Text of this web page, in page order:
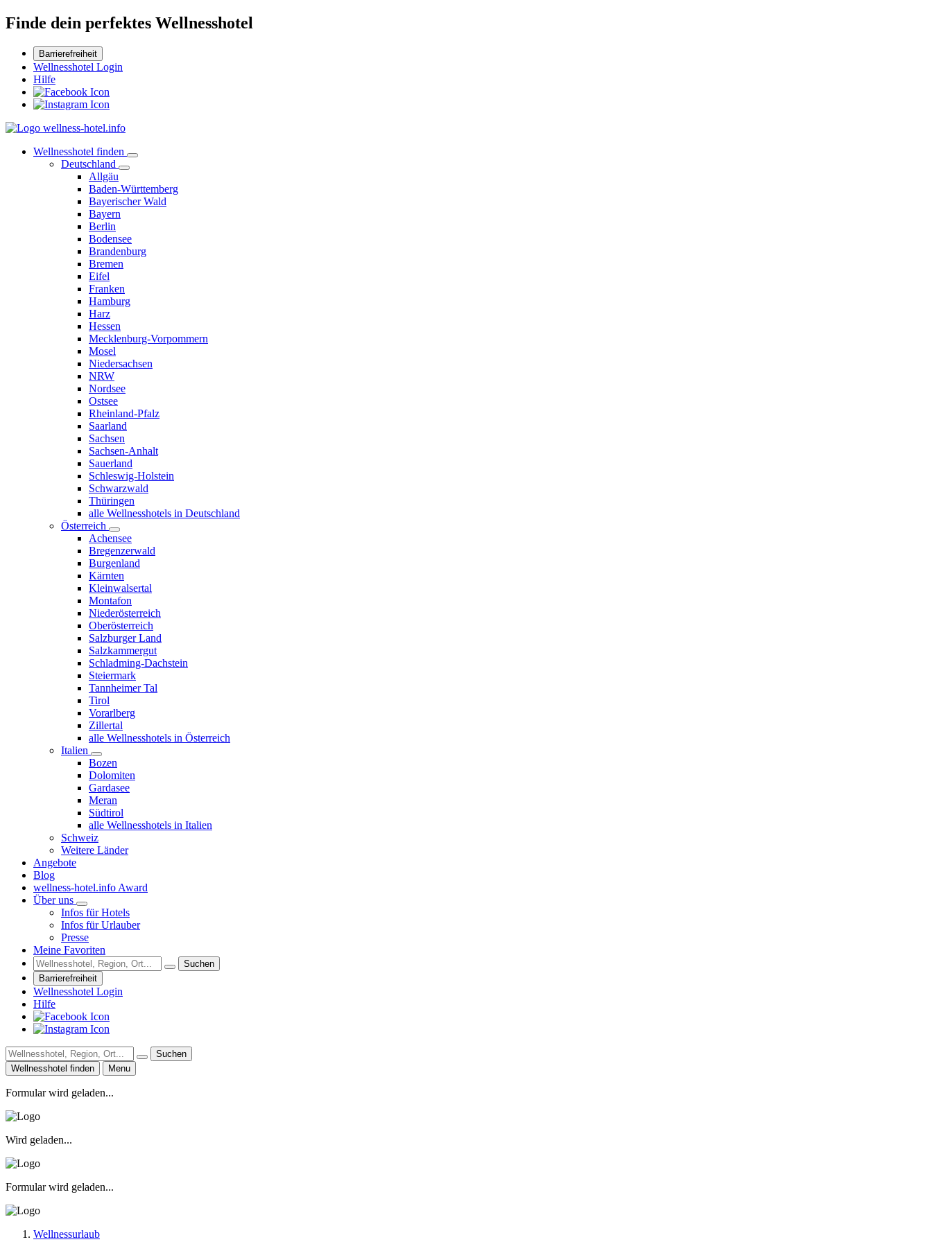
Finde dein perfektes Wellnesshotel
Barrierefreiheit
Wellnesshotel Login
Hilfe
Wellnesshotel finden
Deutschland
Allgäu
Baden-Württemberg
Bayerischer Wald
Bayern
Berlin
Bodensee
Brandenburg
Bremen
Eifel
Franken
Hamburg
Harz
Hessen
Mecklenburg-Vorpommern
Mosel
Niedersachsen
NRW
Nordsee
Ostsee
Rheinland-Pfalz
Saarland
Sachsen
Sachsen-Anhalt
Sauerland
Schleswig-Holstein
Schwarzwald
Thüringen
alle Wellnesshotels in Deutschland
Österreich
Achensee
Bregenzerwald
Burgenland
Kärnten
Kleinwalsertal
Montafon
Niederösterreich
Oberösterreich
Salzburger Land
Salzkammergut
Schladming-Dachstein
Steiermark
Tannheimer Tal
Tirol
Vorarlberg
Zillertal
alle Wellnesshotels in Österreich
Italien
Bozen
Dolomiten
Gardasee
Meran
Südtirol
alle Wellnesshotels in Italien
Schweiz
Weitere Länder
Angebote
Blog
wellness-hotel.info Award
Über uns
Infos für Hotels
Infos für Urlauber
Presse
Meine Favoriten
Suchen
Barrierefreiheit
Wellnesshotel Login
Hilfe
Suchen
Wellnesshotel finden
Menu
Formular wird geladen...
Wird geladen...
Formular wird geladen...
Wellnessurlaub